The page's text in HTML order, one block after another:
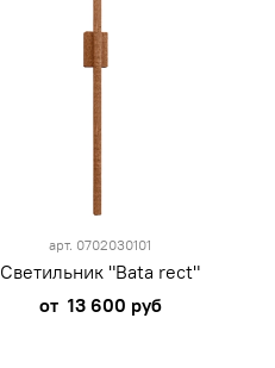
арт. 0702030101
Светильник "Bata rect"
от 13 600 руб